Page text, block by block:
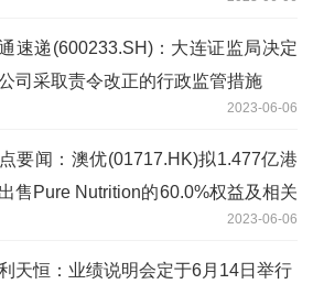
速递(600233.SH)：大连证监局决定
司采取责令改正的行政监管措施
2023-06-06
要闻：澳优(01717.HK)拟1.477亿港
售Pure Nutrition的60.0%权益及相关
2023-06-06
天恒：业绩说明会定于6月14日举行